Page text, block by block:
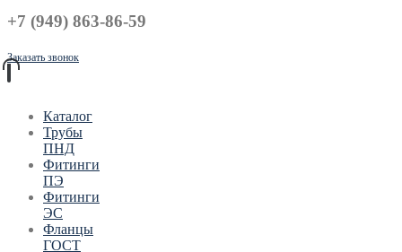
+7 (949) 863-86-59
Заказать звонок
Каталог
Трубы
ПНД
Фитинги
ПЭ
Фитинги
ЭС
Фланцы
ГОСТ